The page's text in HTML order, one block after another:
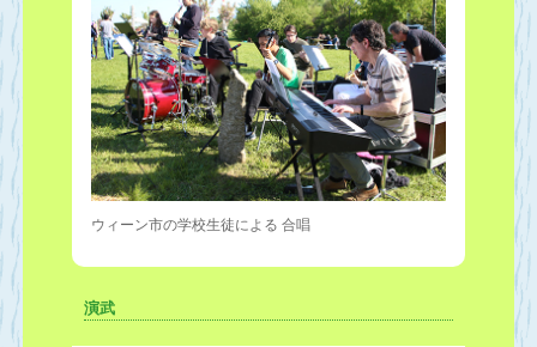
ウィーン市の学校生徒による 合唱
演武